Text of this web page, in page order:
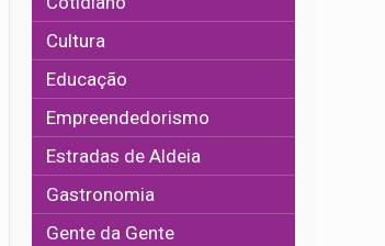
Cultura
Educação
Empreendedorismo
Estradas de Aldeia
Gastronomia
Gente da Gente